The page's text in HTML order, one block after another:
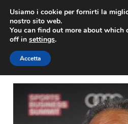
contenuto
Usiamo i cookie per fornirti la
nostro sito web.
You can find out more about
off in settings.
Accetta